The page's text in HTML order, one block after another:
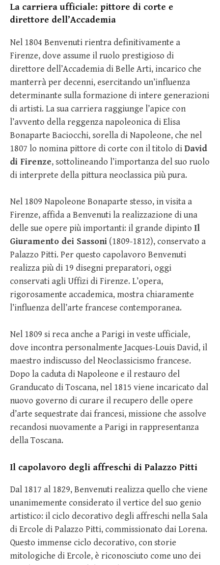
La carriera ufficiale: pittore di corte e
direttore dell’Accademia
Nel 1804 Benvenuti rientra definitivamente a
Firenze, dove assume il ruolo prestigioso di
direttore dell’Accademia di Belle Arti, incarico che
manterrà per decenni, esercitando un’influenza
determinante sulla formazione di intere generazioni
di artisti. La sua carriera raggiunge l’apice con
l’avvento della reggenza napoleonica di Elisa
Bonaparte Baciocchi, sorella di Napoleone, che nel
1807 lo nomina pittore di corte con il titolo diDavid
di Firenze, sottolineando l’importanza del suo ruolo
di interprete della pittura neoclassica più pura.
Nel 1809 Napoleone Bonaparte stesso, in visita a
Firenze, affida a Benvenuti la realizzazione di una
delle sue opere più importanti: il grande dipinto Il
Giuramento dei Sassoni (1809-1812), conservato a
Palazzo Pitti. Per questo capolavoro Benvenuti
realizza più di 19 disegni preparatori, oggi
conservati agli Uffizi di Firenze. L’opera,
rigorosamente accademica, mostra chiaramente
l’influenza dell’arte francese contemporanea.
Nel 1809 si reca anche a Parigi in veste ufficiale,
dove incontra personalmente Jacques-Louis David, il
maestro indiscusso del Neoclassicismo francese.
Dopo la caduta di Napoleone e il restauro del
Granducato di Toscana, nel 1815 viene incaricato dal
nuovo governo di curare il recupero delle opere
d’arte sequestrate dai francesi, missione che assolve
recandosi nuovamente a Parigi in rappresentanza
della Toscana.
Il capolavoro degli affreschi di Palazzo Pitti
Dal 1817 al 1829, Benvenuti realizza quello che viene
unanimemente considerato il vertice del suo genio
artistico: il ciclo decorativo degli affreschi nella Sala
di Ercole di Palazzo Pitti, commissionato dai Lorena.
Questo immense ciclo decorativo, con storie
mitologiche di Ercole, è riconosciuto come uno dei